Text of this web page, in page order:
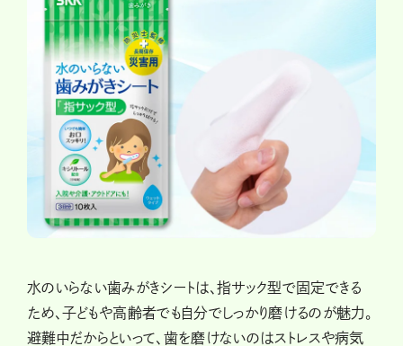
水のいらない歯みがきシートは、指サック型で固定できる
ため、子どもや高齢者でも自分でしっかり磨けるのが魅力。
避難中だからといって、歯を磨けないのはストレスや病気